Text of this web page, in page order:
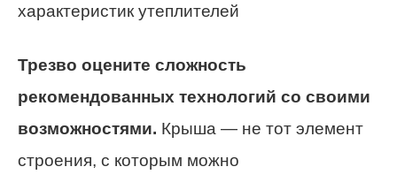
характеристик утеплителей
Трезво оцените сложность
рекомендованных технологий со своими
возможностями. Крыша — не тот элемент
строения, с которым можно